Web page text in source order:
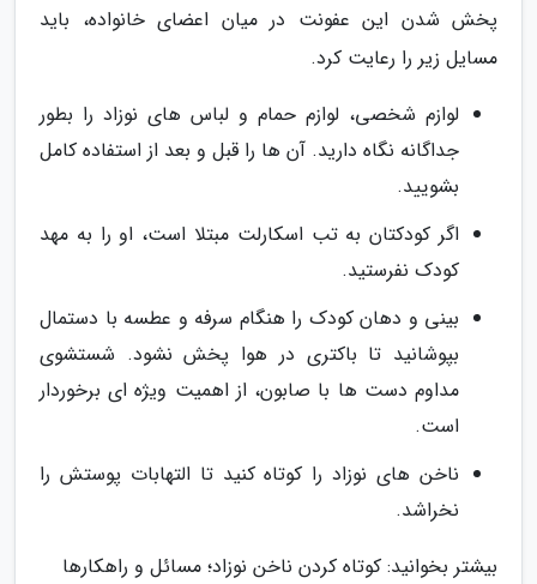
پخش شدن این عفونت در میان اعضای خانواده، باید
مسایل زیر را رعایت کرد.
لوازم شخصی، لوازم حمام و لباس های نوزاد را بطور
جداگانه نگاه دارید. آن ها را قبل و بعد از استفاده کامل
بشویید.
اگر کودکتان به تب اسکارلت مبتلا است، او را به مهد
کودک نفرستید.
بینی و دهان کودک را هنگام سرفه و عطسه با دستمال
بپوشانید تا باکتری در هوا پخش نشود. شستشوی
مداوم دست ها با صابون، از اهمیت ویژه ای برخوردار
است.
ناخن های نوزاد را کوتاه کنید تا التهابات پوستش را
نخراشد.
بیشتر بخوانید: کوتاه کردن ناخن نوزاد؛ مسائل و راهکارها